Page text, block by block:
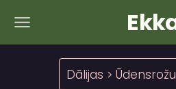
Dālijas >